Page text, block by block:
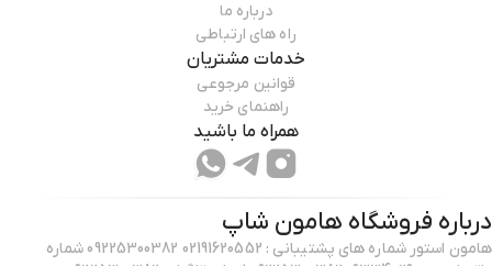
درباره ما
راه های ارتباطی
خدمات مشتریان
قوانین مرجوعی
راهنمای خرید
همراه ما باشید
درباره فروشگاه هامون شاپ
هامون استور شماره های پشتیبانی : 02191620552 09225300382 شماره